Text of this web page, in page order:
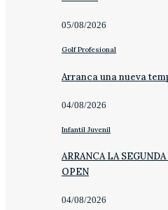
05/08/2026
Golf Profesional
Arranca una nueva
04/08/2026
Infantil Juvenil
ARRANCA LA
OPEN
04/08/2026